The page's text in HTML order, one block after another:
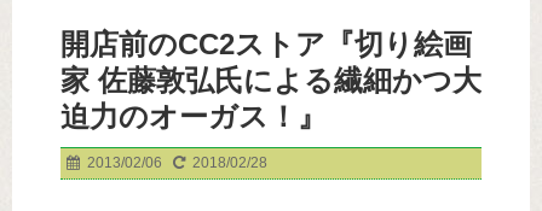
開店前のCC2ストア『切り絵画
家 佐藤敦弘氏による繊細かつ大
迫力のオーガス！』
2013/02/06 2018/02/28